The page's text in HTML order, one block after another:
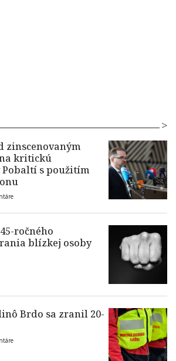
zinscenovaným
kritickú
s použitím
ročného
blízkej osoby
Brdo sa zranil 20-